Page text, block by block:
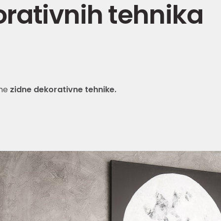
tehnika
zidne dekorativne tehnike.